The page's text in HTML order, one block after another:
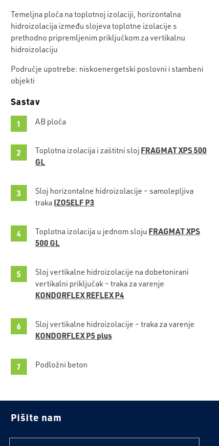
Temeljna ploča na toplotnoj izolaciji, horizontalna
hidroizolacija između slojeva toplotne izolacije s
prethodno pripremljenim priključkom za vertikalnu
hidroizolaciju
Područje upotrebe: niskoenergetski poslovni i stambeni
objekti
Sastav
AB ploča
Toplotna izolacija i zaštitni sloj FRAGMAT XPS 500
GL
Sloj horizontalne hidroizolacije – samolepljiva
traka IZOSELF P3
Toplotna izolacija u jednom sloju FRAGMAT XPS
500 GL
Sloj vertikalne hidroizolacije na dobetonirani
vertikalni priključak – traka za varenje
KONDORFLEX REFLEX P4
Sloj vertikalne hidroizolacije – traka za varenje
KONDORFLEX P5 plus
Podložni beton
Pišite nam